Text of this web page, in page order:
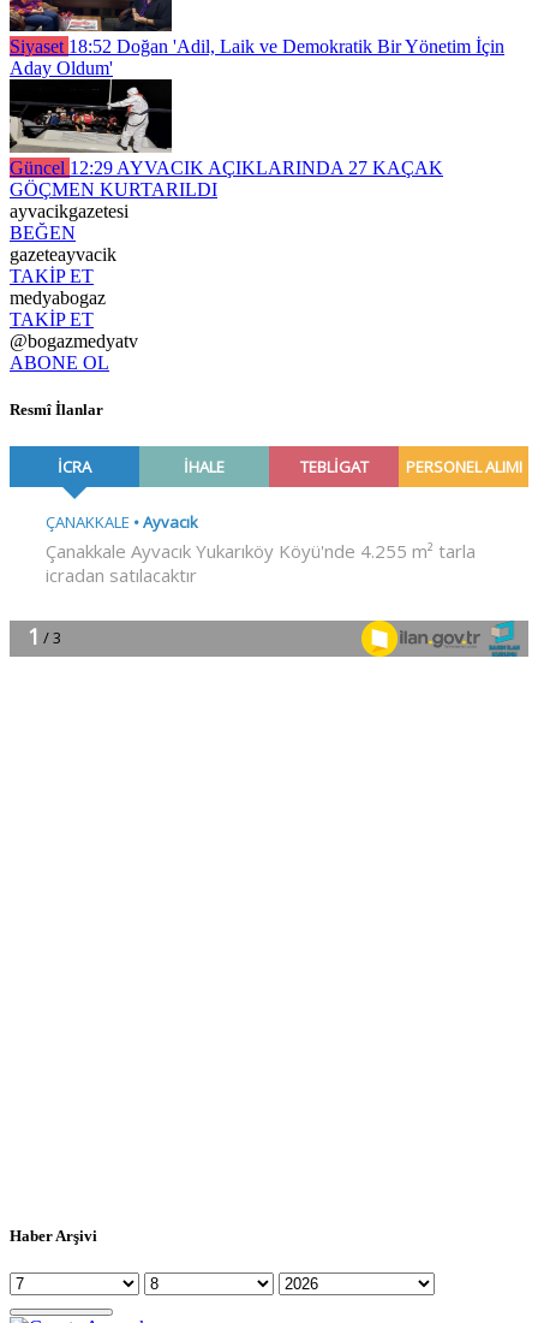
Siyaset 18:52 Doğan 'Adil, Laik ve Demokratik Bir Yönetim İçin
Aday Oldum'
Güncel 12:29 AYVACIK AÇIKLARINDA 27 KAÇAK
GÖÇMEN KURTARILDI
ayvacikgazetesi
BEĞEN
gazeteayvacik
TAKİP ET
medyabogaz
TAKİP ET
@bogazmedyatv
ABONE OL
Resmî İlanlar
Haber Arşivi